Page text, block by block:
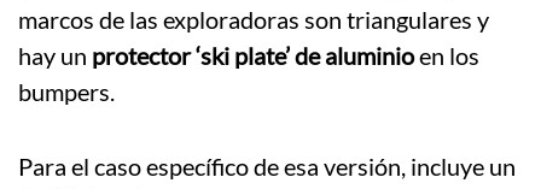
marcos de las exploradoras son triangulares y
hay un protector ‘ski plate’ de aluminioen los
bumpers.
Para el caso específico de esa versión, incluye un